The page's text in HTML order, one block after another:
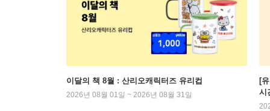
이달의 책 8월 : 산리오캐릭터즈 유리컵
2026년 08월 01일 ~ 2026년 08월 31일
[
시